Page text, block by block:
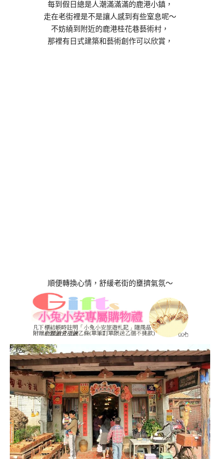
每到假日總是人潮滿滿滿的鹿港小鎮，
走在老街裡是不是讓人感到有些窒息呢～
不妨繞到附近的鹿港桂花巷藝術村，
那裡有日式建築和藝術創作可以欣賞，
順便轉換心情，舒緩老街的壅擠氣氛～